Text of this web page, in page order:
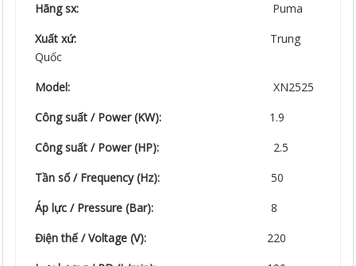
Hãng sx:
Puma
Xuất xứ:
Trung
Quốc
Model:
XN2525
Công suất / Power (KW):
1.9
Công suất / Power (HP):
2.5
Tần số / Frequency (Hz): 50
Áp lực / Pressure (Bar):
8
Điện thế / Voltage (V):
220